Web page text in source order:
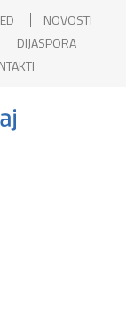
NOVOSTI
DIJASPORA